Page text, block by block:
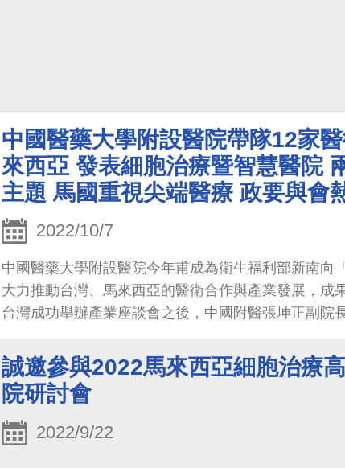
中國醫藥大學附設醫院帶隊12家
來西亞 發表細胞治療暨智慧醫院
主題 馬國重視尖端醫療 政要與會
2022/10/7
中國醫藥大學附設醫院今年甫成為衛生福利部新南向
大力推動台灣、馬來西亞的醫衛合作與產業發展，成
台灣成功舉辦產業座談會之後，中國附醫張坤正副院
7日盛大舉辦「2022台馬細胞治療高峰會」、「2022
會」，為首次在馬國舉辦的細胞治療與智慧醫院專業
一步建立產業搭橋機制，帶領台灣12家優異醫衛廠商
專區，吸引馬國產官學研醫領域專業人士熱烈參與。
誠邀參與2022馬來西亞細胞治療
院研討會
2022/9/22